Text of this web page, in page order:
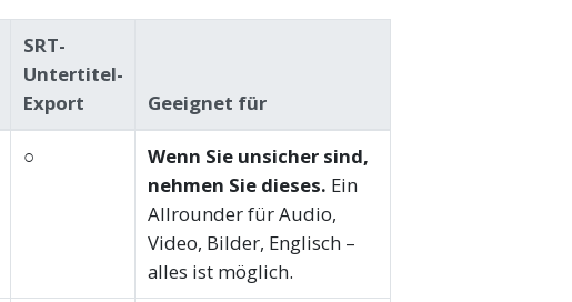
SRT-
Untertitel-
Export
Geeignet für
○
Wenn Sie unsicher sind,
nehmen Sie dieses. Ein
Allrounder für Audio,
Video, Bilder, Englisch –
alles ist möglich.